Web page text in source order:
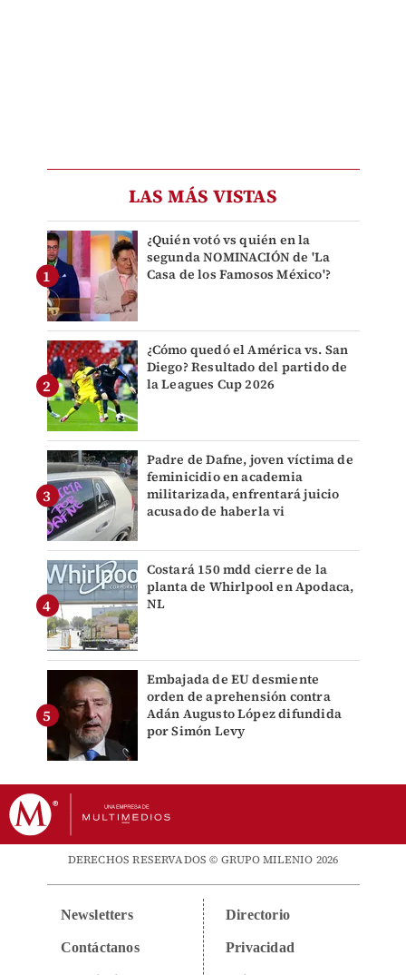
LAS MÁS VISTAS
¿Quién votó vs quién en la
segunda NOMINACIÓN de 'La
Casa de los Famosos México'?
¿Cómo quedó el América vs. San
Diego? Resultado del partido de
la Leagues Cup 2026
Padre de Dafne, joven víctima de
feminicidio en academia
militarizada, enfrentará juicio
acusado de haberla vi
Costará 150 mdd cierre de la
planta de Whirlpool en Apodaca,
NL
Embajada de EU desmiente
orden de aprehensión contra
Adán Augusto López difundida
por Simón Levy
DERECHOS RESERVADOS © GRUPO MILENIO 2026
Newsletters
Contáctanos
Directorio
Privacidad